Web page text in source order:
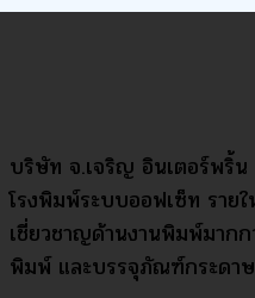
บริษัท จ.เจริญ อินเตอร์พริ้น
โรงพิมพ์ระบบออฟเซ็ท ราย
เชี่ยวชาญด้านงานพิมพ์มาก
พิมพ์ และบรรจุภัณฑ์กระดา